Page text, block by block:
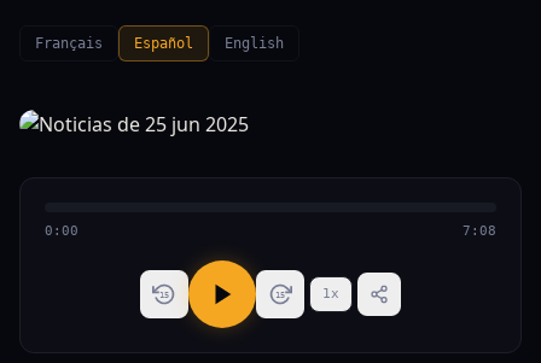
Français Español English
0:00 7:08
15 15 1x